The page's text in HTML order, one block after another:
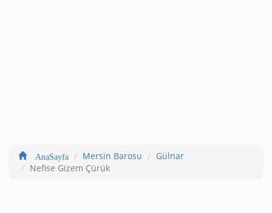
AnaSayfa Mersin Barosu
Gülnar
Nefise Gizem Çürük